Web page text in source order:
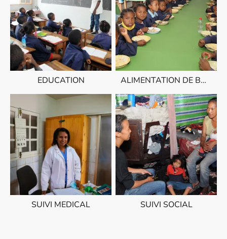
EDUCATION ALIMENTATION DE BASE
SUIVI MEDICAL SUIVI SOCIAL